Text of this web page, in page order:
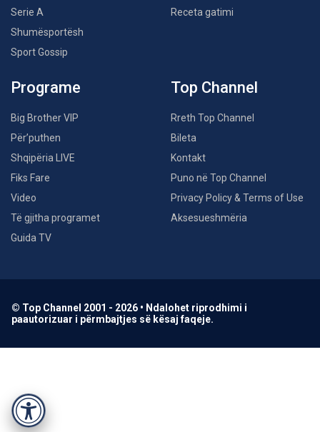
Serie A
Shumësportësh
Sport Gossip
Receta gatimi
Programe
Big Brother VIP
Për’puthen
Shqipëria LIVE
Fiks Fare
Video
Të gjitha programet
Guida TV
Top Channel
Rreth Top Channel
Bileta
Kontakt
Puno në Top Channel
Privacy Policy & Terms of Use
Aksesueshmëria
© Top Channel 2001 - 2026 • Ndalohet riprodhimi i
paautorizuar i përmbajtjes së kësaj faqeje.